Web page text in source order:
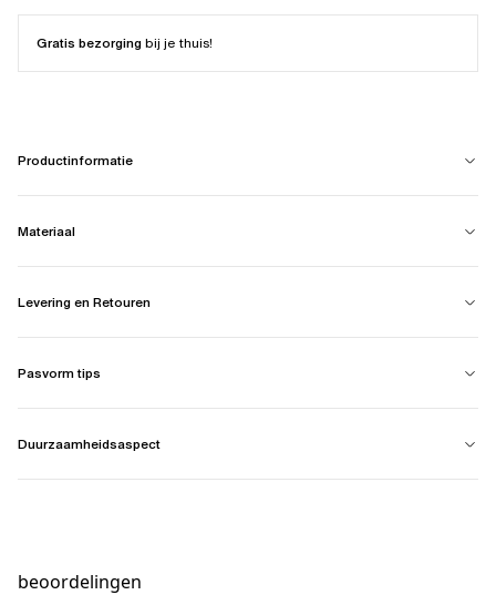
Gratis bezorgingbij je thuis!
Productinformatie
Materiaal
Levering en Retouren
Pasvorm tips
Duurzaamheidsaspect
beoordelingen